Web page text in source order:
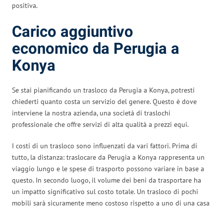
positiva.
Carico aggiuntivo
economico da Perugia a
Konya
Se stai pianificando un trasloco da Perugia a Konya, potresti
chiederti quanto costa un servizio del genere. Questo è dove
interviene la nostra azienda, una società di traslochi
professionale che offre servizi di alta qualità a prezzi equi.
I costi di un trasloco sono influenzati da vari fattori. Prima di
tutto, la distanza: traslocare da Perugia a Konya rappresenta un
viaggio lungo e le spese di trasporto possono variare in base a
questo. In secondo luogo, il volume dei beni da trasportare ha
un impatto significativo sul costo totale. Un trasloco di pochi
mobili sarà sicuramente meno costoso rispetto a uno di una casa